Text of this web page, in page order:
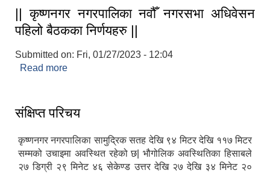
|| कृष्णनगर नगरपालिका नवौँ नगरसभा अधिवेसन
पहिलो बैठकका निर्णयहरु ||
Submitted on: Fri, 01/27/2023 - 12:04
Read more
संक्षिप्त परिचय
कृष्णनगर नगरपालिका सामुद्रिक सतह देखि ९४ मिटर देखि ११७ मिटर
सम्मको उचाइमा अवस्थित रहेको छ| भौगोलिक अवस्थितिका हिसाबले
२७ डिग्री २९ मिनेट ४६ सेकेण्ड उत्तर देखि २७ देखि ३४ मिनेट २०